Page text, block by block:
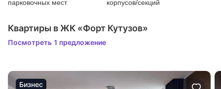
парковочных мест корпусов/секций
Квартиры в ЖК «Форт Кутузов»
Посмотреть 1 предложение
Бизнес